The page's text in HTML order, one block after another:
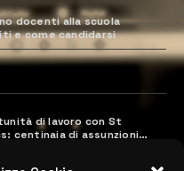
docenti alla scuola
e come candidarsi
di lavoro con St
centinaia di assunzioni